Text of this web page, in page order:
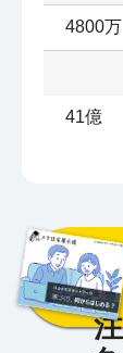
4800万
41億